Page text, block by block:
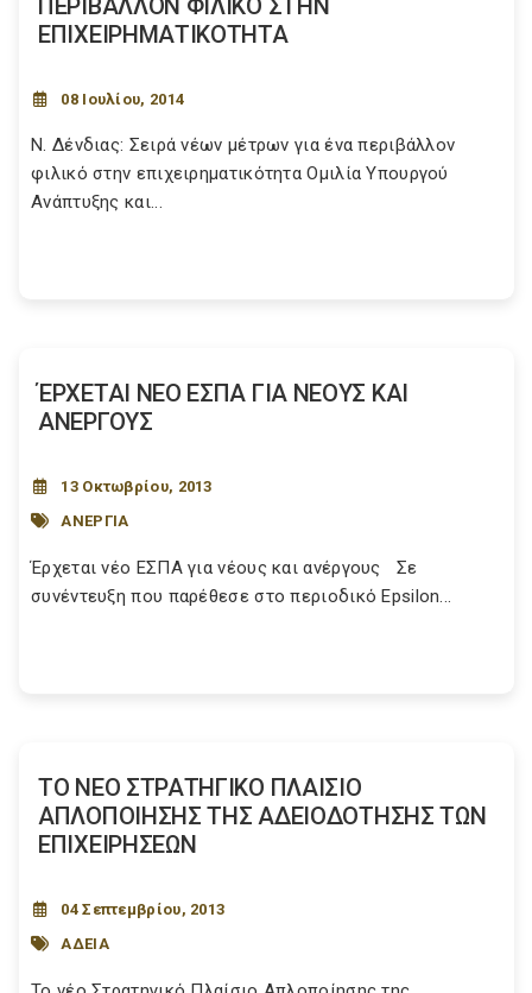
ΠΕΡΙΒΑΛΛΟΝ ΦΙΛΙΚΟ ΣΤΗΝ
ΕΠΙΧΕΙΡΗΜΑΤΙΚΟΤΗΤΑ
08 Ιουλίου, 2014
Ν. Δένδιας: Σειρά νέων μέτρων για ένα περιβάλλον
φιλικό στην επιχειρηματικότητα Ομιλία Υπουργού
Ανάπτυξης και...
ΈΡΧΕΤΑΙ ΝΕΟ ΕΣΠΑ ΓΙΑ ΝΕΟΥΣ ΚΑΙ
ΑΝΕΡΓΟΥΣ
13 Οκτωβρίου, 2013
ΑΝΕΡΓΙΑ
Έρχεται νέο ΕΣΠΑ για νέους και ανέργους Σε
συνέντευξη που παρέθεσε στο περιοδικό Epsilon...
ΤΟ ΝΕΟ ΣΤΡΑΤΗΓΙΚΟ ΠΛΑΙΣΙΟ
ΑΠΛΟΠΟΙΗΣΗΣ ΤΗΣ ΑΔΕΙΟΔΟΤΗΣΗΣ ΤΩΝ
ΕΠΙΧΕΙΡΗΣΕΩΝ
04 Σεπτεμβρίου, 2013
ΑΔΕΙΑ